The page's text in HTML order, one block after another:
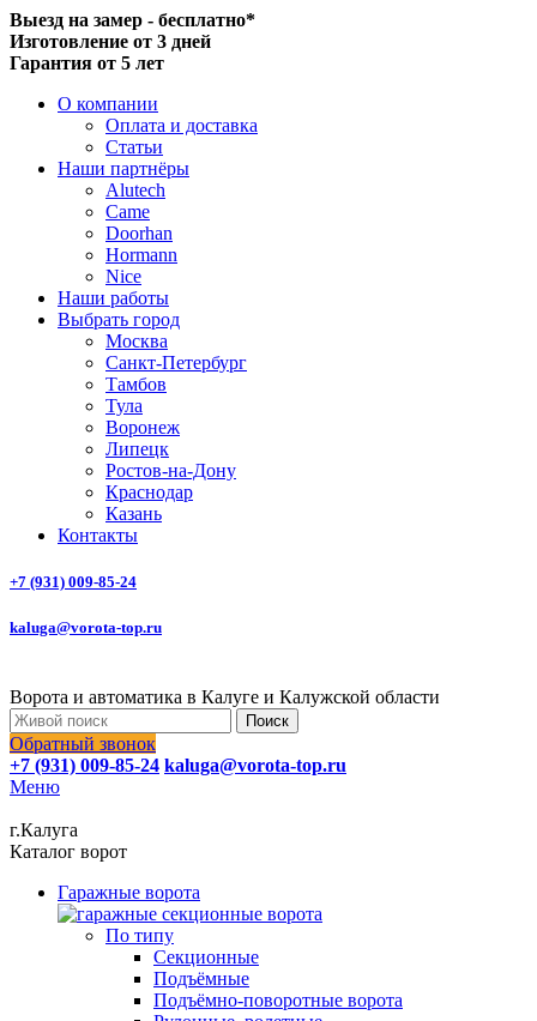
Выезд на замер - бесплатно*
Изготовление от 3 дней
Гарантия от 5 лет
О компании
Оплата и доставка
Статьи
Наши партнёры
Alutech
Came
Doorhan
Hormann
Nice
Наши работы
Выбрать город
Москва
Санкт-Петербург
Тамбов
Тула
Воронеж
Липецк
Ростов-на-Дону
Краснодар
Казань
Контакты
+7 (931) 009-85-24
kaluga@vorota-top.ru
Ворота и автоматика в Калуге и Калужской области
Поиск
Обратный звонок
+7 (931) 009-85-24 kaluga@vorota-top.ru
Меню
г.Калуга
Каталог ворот
Гаражные ворота
По типу
Секционные
Подъёмные
Подъёмно-поворотные ворота